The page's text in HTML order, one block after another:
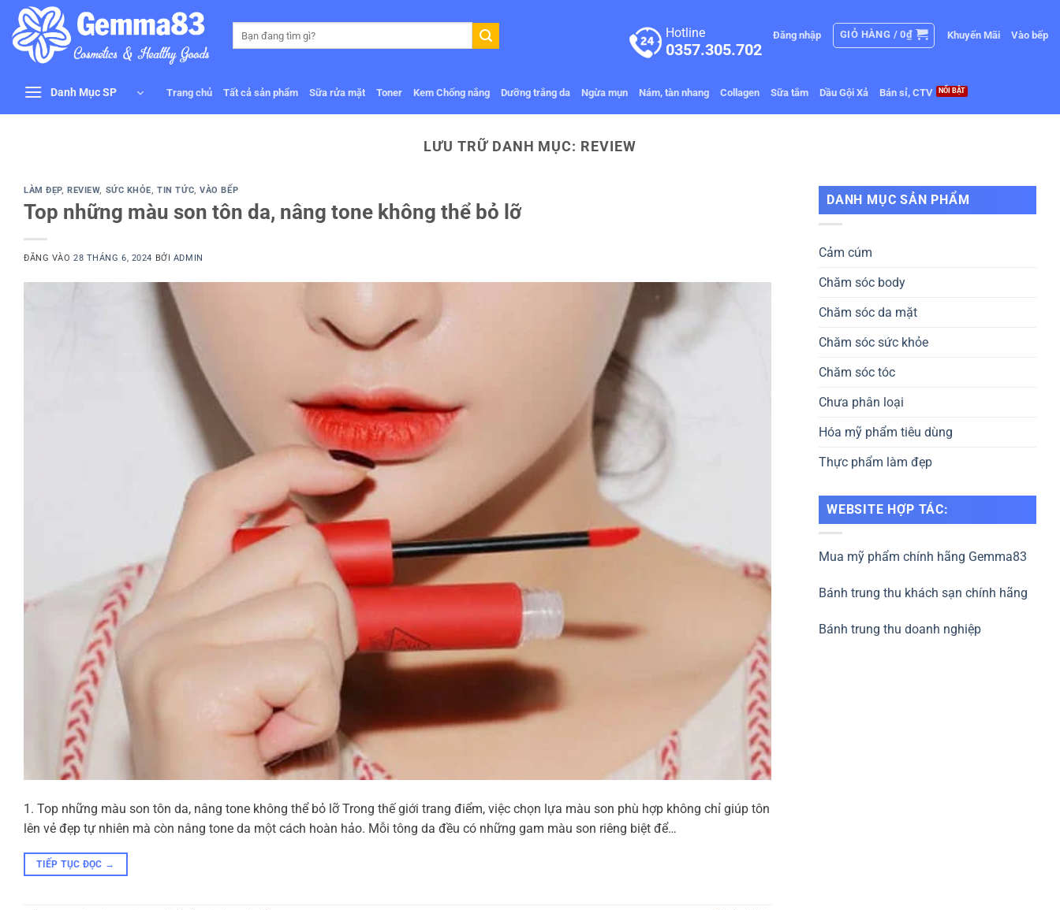
qua
nội
kiếm:
Hotline
0357.305.702
Đăng nhập GIỎ HÀNG /0₫ Khuyến Mãi Vào bếp
Danh Mục SP Trang chủ Tất cả sản phẩm Sữa rửa mặt Toner Kem Chống nắng Dưỡng trắng da Ngừa mụn Nám, tàn nhang Collagen Sữa tắm Dầu Gội Xả Bán sỉ, CTV
LƯU TRỮ DANH MỤC: REVIEW
LÀM ĐẸP, REVIEW, SỨC KHỎE,TIN TỨC,VÀO BẾP
Top những màu son tôn da, nâng tone không thể bỏ lỡ
ĐĂNG VÀO28 THÁNG 6, 2024 BỞI ADMIN
1. Top những màu son tôn da, nâng tone không thể bỏ lỡ Trong thế giới trang điểm, việc chọn lựa màu son phù hợp không chỉ giúp tôn
lên vẻ đẹp tự nhiên mà còn nâng tone da một cách hoàn hảo. Mỗi tông da đều có những gam màu son riêng biệt để…
TIẾP TỤC ĐỌC →
DANH MỤC SẢN PHẨM
Cảm cúm
Chăm sóc body
Chăm sóc da mặt
Chăm sóc sức khỏe
Chăm sóc tóc
Chưa phân loại
Hóa mỹ phẩm tiêu dùng
Thực phẩm làm đẹp
WEBSITE HỢP TÁC:
Mua mỹ phẩm chính hãng Gemma83
Bánh trung thu khách sạn chính hãng
Bánh trung thu doanh nghiệp